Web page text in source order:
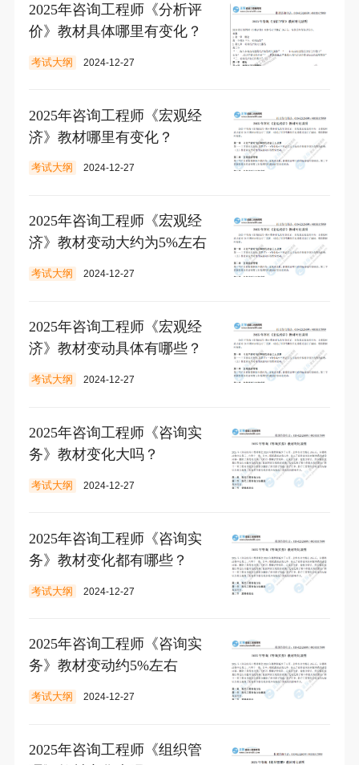
2025年咨询工程师《分析评
价》教材具体哪里有变化？
考试大纲 2024-12-27
2025年咨询工程师《宏观经
济》教材哪里有变化？
考试大纲 2024-12-27
2025年咨询工程师《宏观经
济》教材变动大约为5%左右
考试大纲 2024-12-27
2025年咨询工程师《宏观经
济》教材变动具体有哪些？
考试大纲 2024-12-27
2025年咨询工程师《咨询实
务》教材变化大吗？
考试大纲 2024-12-27
2025年咨询工程师《咨询实
务》教材变化都有哪些？
考试大纲 2024-12-27
2025年咨询工程师《咨询实
务》教材变动约5%左右
考试大纲 2024-12-27
2025年咨询工程师《组织管